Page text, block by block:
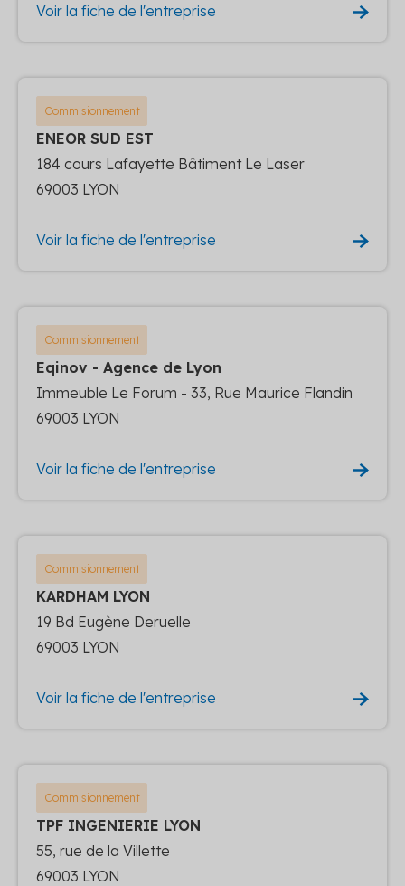
Voir la fiche de l'entreprise
Commisionnement
ENEOR SUD EST
184 cours Lafayette Bâtiment Le Laser
69003 LYON
Voir la fiche de l'entreprise
Commisionnement
Eqinov - Agence de Lyon
Immeuble Le Forum - 33, Rue Maurice Flandin
69003 LYON
Voir la fiche de l'entreprise
Commisionnement
KARDHAM LYON
19 Bd Eugène Deruelle
69003 LYON
Voir la fiche de l'entreprise
Commisionnement
TPF INGENIERIE LYON
55, rue de la Villette
69003 LYON